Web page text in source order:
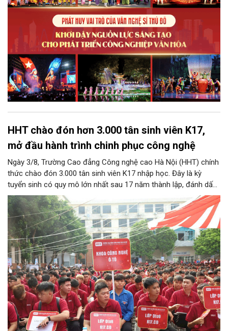
lực cạnh tranh và khẳng định vị thế của một trung tâm sáng tạo
trong kỷ nguyên mới.
HHT chào đón hơn 3.000 tân sinh viên K17,
mở đầu hành trình chinh phục công nghệ
Ngày 3/8, Trường Cao đẳng Công nghệ cao Hà Nội (HHT) chính
thức chào đón 3.000 tân sinh viên K17 nhập học. Đây là kỳ
tuyển sinh có quy mô lớn nhất sau 17 năm thành lập, đánh dấu
bước chuyển mình quan trọng của nhà trường.